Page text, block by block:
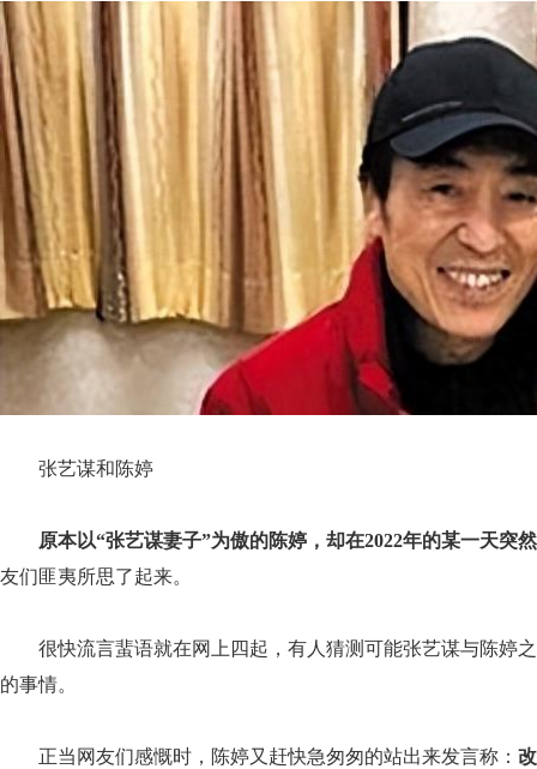
张艺谋和陈婷
原本以“张艺谋妻子”为傲的陈婷，却在2022年的某一天突
友们匪夷所思了起来。
很快流言蜚语就在网上四起，有人猜测可能张艺谋与陈婷
的事情。
正当网友们感慨时，陈婷又赶快急匆匆的站出来发言称：